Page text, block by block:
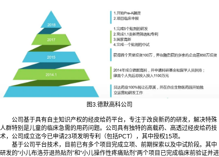
图3.德默高科公司
公司基于具有自主知识产权的经皮给药平台，专注于改良新药的研发，解决特殊
人群特别是儿童的临床急需的用药问题。公司具有独特的高载药、高透过经皮给药技
术，公司成立迄今已申请23项发明专利（包括PCT），其中授权15项。
基于公司平台技术，目前已有多个项目完成立项、前期探索以及中试阶段。其中
研发的“小儿布洛芬退热贴剂”和“小儿操作性疼痛贴剂”两个项目已完成临床前验证并进